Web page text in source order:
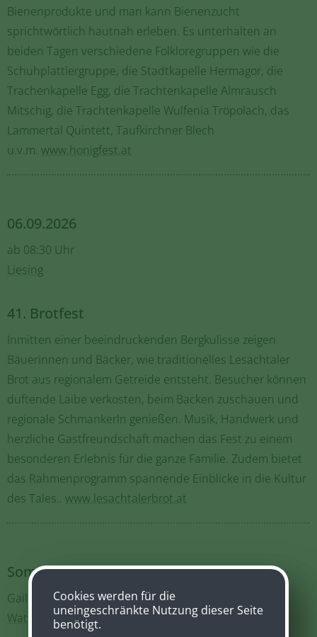
Bienenprodukte und man kann Bienenzucht
sprichtwörtlich hautnah erleben. Es unterhalten an
beiden Tagen verschiedene Folkloregruppen wie die
Schuhplattlergruppe, die Stadtkapelle Hermagor, die
Trachenkapelle Egg, die Trachtenkapelle Almrausch
Mitschig, die Trachtenkapelle Wulfenia Tröpolach, das
Lammertal Quintett, Taufkirchner Blech
u.v.m. www.honigfest.at
06.09.2026
ab 08:30 Uhr
Liesing
41. Brotfest
Inmitten einer beeindruckenden Bergkulisse zeigen
Bäuerinnen und Bäcker, wie traditionelles Lesachtaler
Brot aus regionalem Getreide entsteht. Besucher können
duftende Laibe verkosten, beim Backen zuschauen und
regionale Schmankerln genießen. Musik, Handwerk und
herzliche Gastfreundschaft machen das Fest zu einem
besonderen Erlebnis für die ganze Familie. Zudem bietet
das Rahmenprogramm spannende Einblicke in die Kultur
des Tales.. www.lesachtalerbrot.at
Sommer 2026
Gailtaler Almkäse g.U.
Watschiger Alm
Cookies werden für die
uneingeschränkte Nutzung dieser Seite
benötigt.